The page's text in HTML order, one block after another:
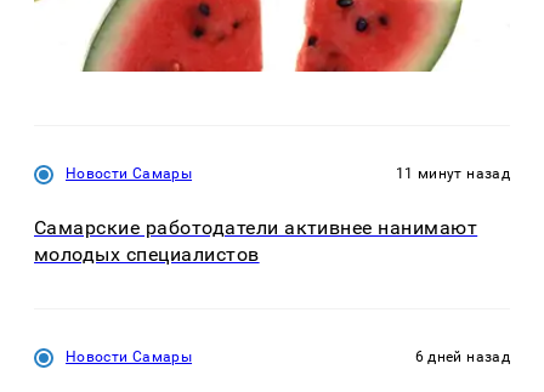
Новости Самары 11 минут назад
Самарские работодатели активнее нанимают
молодых специалистов
Новости Самары 6 дней назад